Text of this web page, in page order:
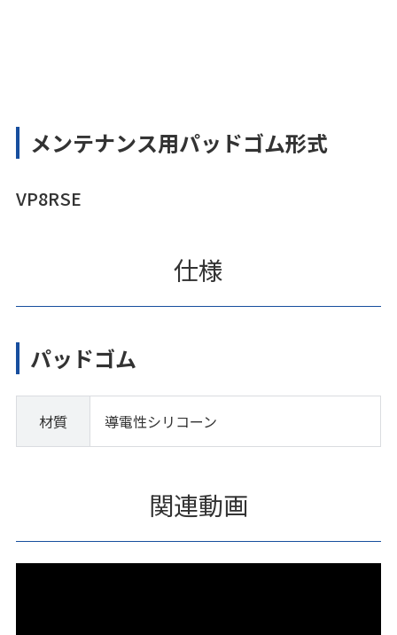
メンテナンス用パッドゴム形式
VP8RSE
仕様
パッドゴム
材質 導電性シリコーン
関連動画